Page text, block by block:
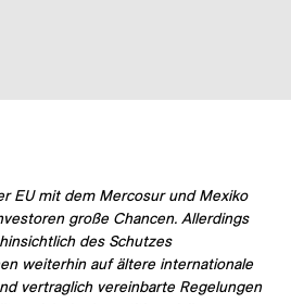
EU mit dem Mercosur und Mexiko
große Chancen. Allerdings
des Schutzes
weiterhin auf ältere internationale
vertraglich vereinbarte Regelungen